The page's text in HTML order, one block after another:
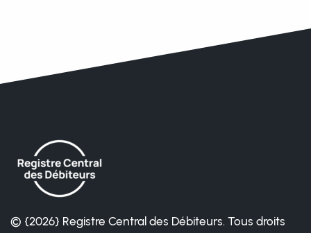
© {2026} Registre Central des Débiteurs. Tous droits